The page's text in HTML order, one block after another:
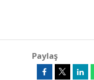
Paylaş